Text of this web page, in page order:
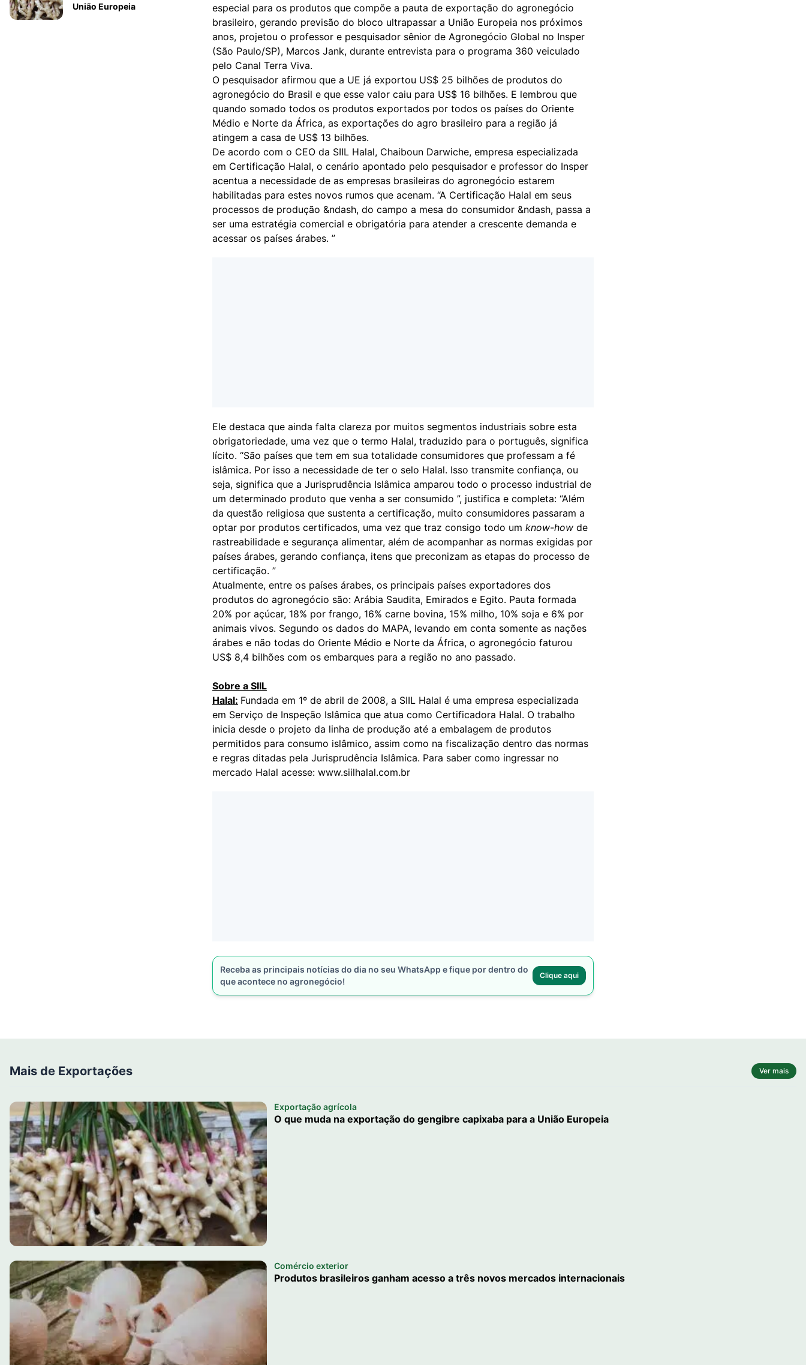
União Europeia
especial para os produtos que compõe a pauta de exportação do agronegócio
brasileiro, gerando previsão do bloco ultrapassar a União Europeia nos próximos
anos, projetou o professor e pesquisador sênior de Agronegócio Global no Insper
(São Paulo/SP), Marcos Jank, durante entrevista para o programa 360 veiculado
pelo Canal Terra Viva.
O pesquisador afirmou que a UE já exportou US$ 25 bilhões de produtos do
agronegócio do Brasil e que esse valor caiu para US$ 16 bilhões. E lembrou que
quando somado todos os produtos exportados por todos os países do Oriente
Médio e Norte da África, as exportações do agro brasileiro para a região já
atingem a casa de US$ 13 bilhões.
De acordo com o CEO da SIIL Halal, Chaiboun Darwiche, empresa especializada
em Certificação Halal, o cenário apontado pelo pesquisador e professor do Insper
acentua a necessidade de as empresas brasileiras do agronegócio estarem
habilitadas para estes novos rumos que acenam. “A Certificação Halal em seus
processos de produção &ndash, do campo a mesa do consumidor &ndash, passa a
ser uma estratégia comercial e obrigatória para atender a crescente demanda e
acessar os países árabes. ”
Ele destaca que ainda falta clareza por muitos segmentos industriais sobre esta
obrigatoriedade, uma vez que o termo Halal, traduzido para o português, significa
lícito. “São países que tem em sua totalidade consumidores que professam a fé
islâmica. Por isso a necessidade de ter o selo Halal. Isso transmite confiança, ou
seja, significa que a Jurisprudência Islâmica amparou todo o processo industrial de
um determinado produto que venha a ser consumido ”, justifica e completa: “Além
da questão religiosa que sustenta a certificação, muito consumidores passaram a
optar por produtos certificados, uma vez que traz consigo todo um know-how de
rastreabilidade e segurança alimentar, além de acompanhar as normas exigidas por
países árabes, gerando confiança, itens que preconizam as etapas do processo de
certificação. ”
Atualmente, entre os países árabes, os principais países exportadores dos
produtos do agronegócio são: Arábia Saudita, Emirados e Egito. Pauta formada
20% por açúcar, 18% por frango, 16% carne bovina, 15% milho, 10% soja e 6% por
animais vivos. Segundo os dados do MAPA, levando em conta somente as nações
árabes e não todas do Oriente Médio e Norte da África, o agronegócio faturou
US$ 8,4 bilhões com os embarques para a região no ano passado.
Sobre a SIIL
Halal: Fundada em 1º de abril de 2008, a SIIL Halal é uma empresa especializada
em Serviço de Inspeção Islâmica que atua como Certificadora Halal. O trabalho
inicia desde o projeto da linha de produção até a embalagem de produtos
permitidos para consumo islâmico, assim como na fiscalização dentro das normas
e regras ditadas pela Jurisprudência Islâmica. Para saber como ingressar no
mercado Halal acesse: www.siilhalal.com.br
Receba as principais notícias do dia no seu WhatsApp e fique por dentro do
que acontece no agronegócio!
Clique aqui
Mais de Exportações Ver mais
Exportação agrícola
O que muda na exportação do gengibre capixaba para a União Europeia
Comércio exterior
Produtos brasileiros ganham acesso a três novos mercados internacionais